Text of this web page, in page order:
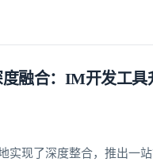
融合：IM开发工具
实现了深度整合，推出一